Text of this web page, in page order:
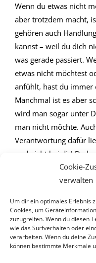
Cookie-
verwalten
Um dir ein optimales Erlebnis
Cookies, um
zuzugreifen. Wenn du diesen
wie das Surfverhalten oder
verarbeiten. Wenn du deine
können bestimmte Merkmale
Wenn du etwas nicht
aber trotzdem macht,
gehören auch
kannst – weil du dich
was gerade passiert.
etwas nicht möchtest
anfühlt, hast du immer
Manchmal ist es aber
wird man sogar unter
man nicht möchte.
Verantwortung dafür
und nicht bei dir! Du
Grenzüberschreitung
Gewalt erlebst!
Webdesign durch